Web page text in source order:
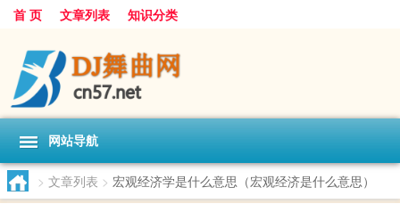
首 页 文章列表 知识分类
网站导航
> 文章列表 > 宏观经济学是什么意思（宏观经济是什么意思）